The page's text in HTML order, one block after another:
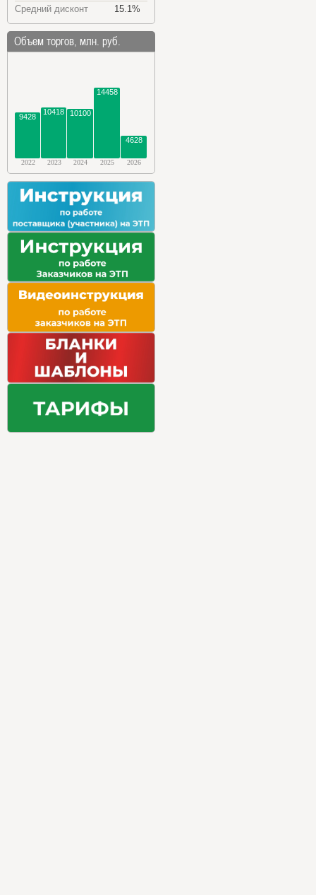
Средний дисконт
15.1%
Объем торгов, млн. руб.
9428
10418 10100
14458
4628
2022 2023 2024 2025 2026